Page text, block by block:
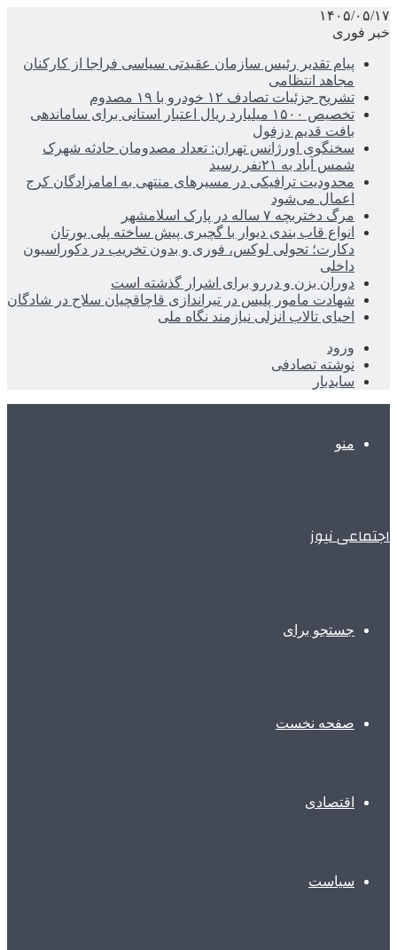
۱۴۰۵/۰۵/۱۷
خبر فوری
پیام تقدیر رئیس سازمان عقیدتی سیاسی فراجا از کارکنان
مجاهد انتظامی
تشریح جزئیات تصادف ۱۲ خودرو با ۱۹ مصدوم
تخصیص ۱۵۰۰ میلیارد ریال اعتبار استانی برای ساماندهی
بافت قدیم دزفول
سخنگوی اورژانس تهران: تعداد مصدومان حادثه شهرک
شمس آباد به ۲۱نفر رسید
محدودیت ترافیکی در مسیرهای منتهی به امامزادگان کرج
اعمال می‌شود
مرگ دختربچه ۷ ساله در پارک اسلامشهر
انواع قاب بندی دیوار با گچبری پیش ساخته پلی یورتان
دکارت؛ تحولی لوکس، فوری و بدون تخریب در دکوراسیون
داخلی
دوران بزن و دررو برای اشرار گذشته است
شهادت مامور پلیس در تیراندازی قاچاقچیان سلاح در شادگان
احیای تالاب انزلی نیازمند نگاه ملی
ورود
نوشته تصادفی
سایدبار
منو
اجتماعی نیوز
جستجو برای
صفحه نخست
اقتصادی
سیاست